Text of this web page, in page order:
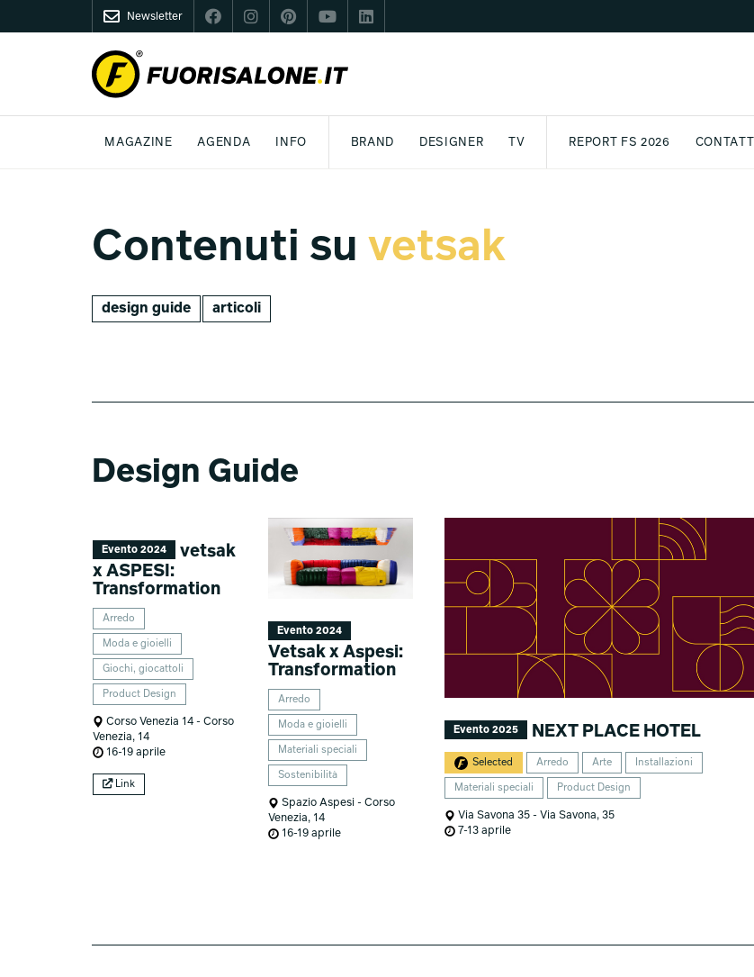
Newsletter
MAGAZINE
AGENDA INFO BRAND DESIGNER TV REPORT FS 2026 CONTATTI
Contenuti su vetsak
design guide articoli
Design Guide
Evento 2024
vetsak
x ASPESI:
Transformation
Arredo
Moda e gioielli
Giochi, giocattoli
Product Design
Corso Venezia 14 - Corso
Venezia, 14
16-19 aprile
Link
Evento 2024
Vetsak x Aspesi:
Transformation
Arredo
Moda e gioielli
Materiali speciali
Sostenibilità
Spazio Aspesi - Corso
Venezia, 14
16-19 aprile
Evento 2025 NEXT PLACE HOTEL
Selected Arredo Arte Installazioni
Materiali speciali Product Design
Via Savona 35 - Via Savona, 35
7-13 aprile